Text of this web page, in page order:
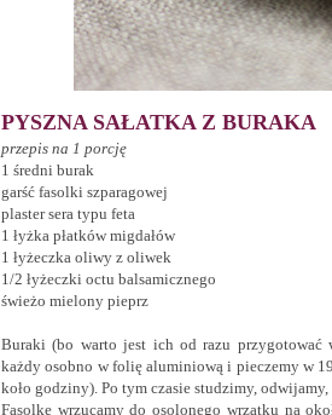
PYSZNA SAŁATKA Z BURAKA
przepis na 1 porcję
1 średni burak
garść fasolki szparagowej
plaster sera typu feta
1 łyżka płatków migdałów
1 łyżeczka oliwy z oliwek
1/2 łyżeczki octu balsamicznego
świeżo mielony pieprz
Buraki (bo warto jest ich od razu przygotować
każdy osobno w folię aluminiową i pieczemy w
koło godziny). Po tym czasie studzimy,
Fasolkę wrzucamy do osolonego wrzątku na